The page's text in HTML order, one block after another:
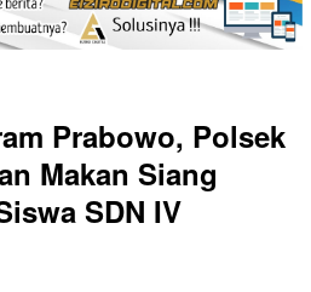
Prabowo, Polsek
Makan Siang
SDN IV